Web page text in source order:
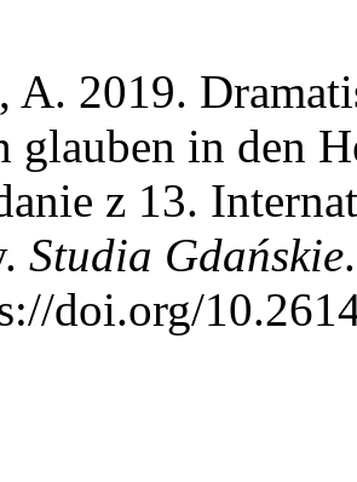
A. 2019.
glauben in den
z 13.
Studia Gdańskie
doi.org/